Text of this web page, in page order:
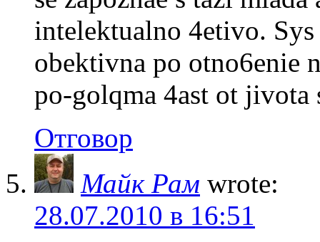
intelektualno 4etivo.
obektivna po otno6enie
po-golqma 4ast ot
Отговор
Майк Рам wrote:
28.07.2010 в 16:51